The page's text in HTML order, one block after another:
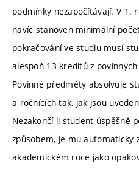
podmínky nezapočítávají. V 1.
navíc stanoven minimální
pokračování ve studiu musí
alespoň 13 kreditů z
Povinné předměty absolvuje
a ročnících tak, jak jsou
Nezakončí-li student úspěšně
způsobem, je mu automaticky
akademickém roce jako